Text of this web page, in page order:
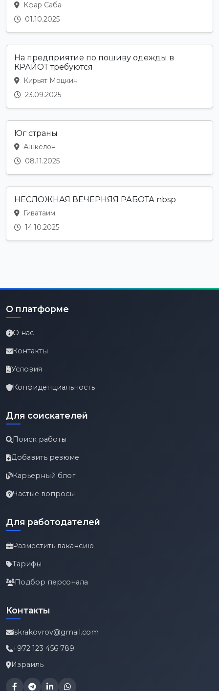
Кфар Саба
01.10.2025
На предприятие по пошиву одежды в
КРАЙОТ требуются
Кирьят Моцкин
23.09.2025
Юг страны
Ашкелон
08.11.2025
НЕСЛОЖНАЯ ВЕЧЕРНЯЯ РАБОТА nbsp
Гиватаим
14.10.2025
О платформе
О нас
Контакты
Условия
Конфиденциальность
Для соискателей
Поиск работы
Добавить резюме
Карьерный блог
Частые вопросы
Для работодателей
Разместить вакансию
Тарифы
Подбор персонала
Контакты
iskrakovrov@gmail.com
+972 123 456 789
Израиль